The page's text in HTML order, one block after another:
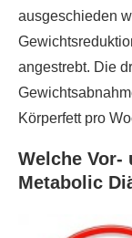
ausgeschieden
angestrebt. Die
Körperfett pro
Welche Vor-
Metabolic